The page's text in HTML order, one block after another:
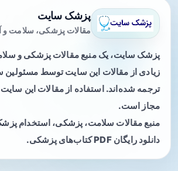
پزشک سایت
مقالات پزشکی، سلامت
پزشک سایت، یک منبع مقالات پزشکی و
زیادی از مقالات این سایت توسط مسئولین
ترجمه شده‌اند. استفاده از مقالات این
مجاز است.
منبع مقالات سلامت، پزشکی، استخدام
دانلود رایگان PDF کتاب‌های پزشکی.